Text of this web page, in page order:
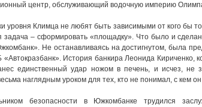
центр, обслуживающий водочную империю
уровня Климца не любят быть зависимыми от кого бы
– сформировать «площадку». Что было и
Не останавливаясь на достигнутом, была
История банкира Леонида Кириченко,
единственный удар ножом в печень, и исчез, не
наглядным уроком для тех, кто не понимал, с кем
безопасности в Южкомбанке трудился